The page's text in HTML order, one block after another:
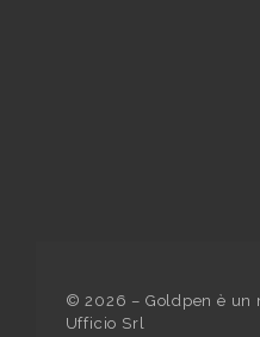
© 2026 – Goldpen è un
Ufficio Srl